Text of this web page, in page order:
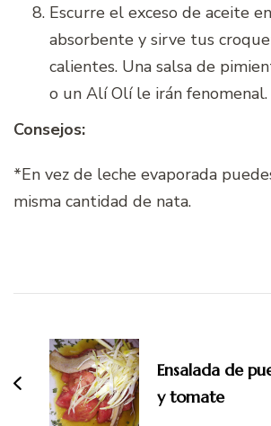
Escurre el exceso de aceite
absorbente y sirve tus
calientes. Una salsa de
o un Alí Olí le irán fenomenal.
Consejos:
*En vez de leche evaporada
misma cantidad de nata.
entradas
Ensalada de
y tomate